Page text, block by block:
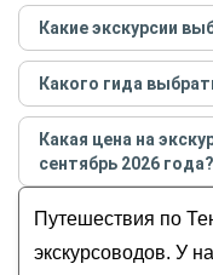
Какие экскурсии
Самые
августе - сентябре
Несложный
Три лица
и Пуэрто-де-ла-
Вокруг острова
Аутентичный
Какого гида
Лучшие гидына
вавгусте 2026
Денис
Александр
Денис
Какая цена на
сентябрь 2026 года?
сентябрь 2026
Путешествия по
экскурсоводов. У